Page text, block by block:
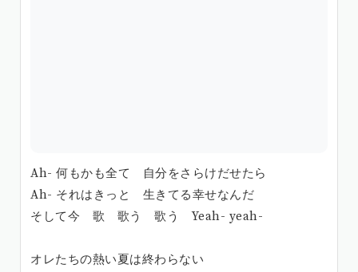
Ah- 何もかも全て 自分をさらけだせたら
Ah- それはきっと 生きてる幸せなんだ
そして今 歌 歌う 歌う Yeah- yeah-
オレたちの熱い夏は終わらない